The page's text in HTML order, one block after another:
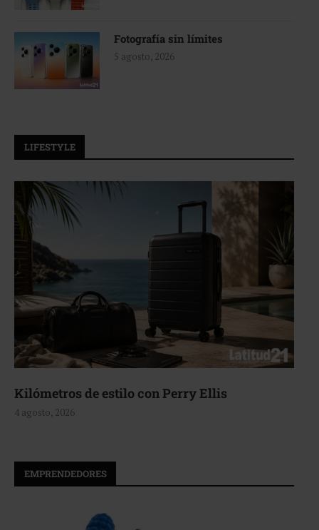
Fotografía sin límites
5 agosto, 2026
LIFESTYLE
Kilómetros de estilo con Perry Ellis
4 agosto, 2026
EMPRENDEDORES